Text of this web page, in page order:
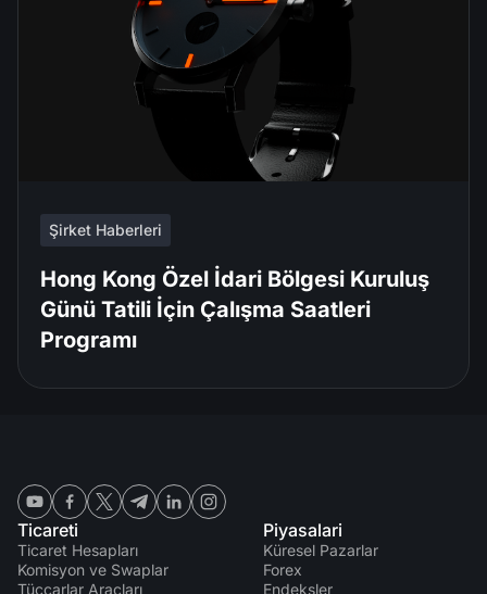
Şirket Haberleri
Hong Kong Özel İdari Bölgesi Kuruluş
Günü Tatili İçin Çalışma Saatleri
Programı
Ticareti
Ticaret Hesapları
Komisyon ve Swaplar
Tüccarlar Araçları
Piyasalari
Küresel Pazarlar
Forex
Endeksler